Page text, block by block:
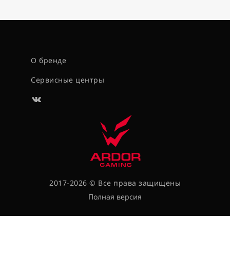
О бренде
Сервисные центры
2017-2026 © Все права защищены
Полная версия